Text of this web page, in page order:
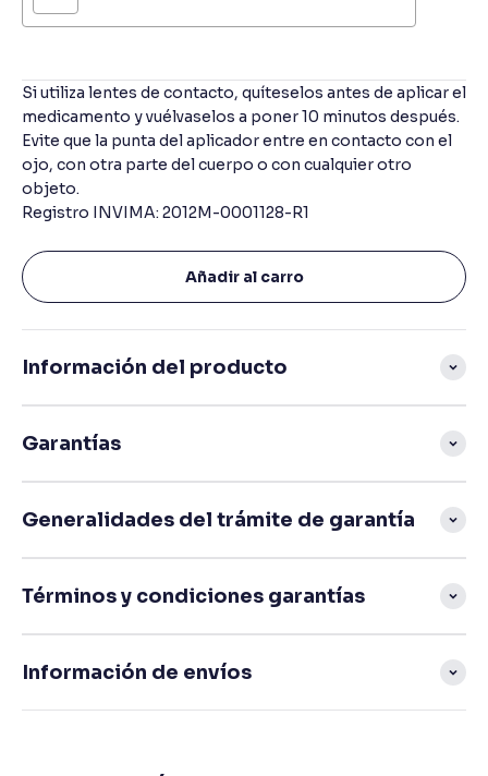
Si utiliza lentes de contacto, quíteselos antes de aplicar el
medicamento y vuélvaselos a poner 10 minutos después.
Evite que la punta del aplicador entre en contacto con el
ojo, con otra parte del cuerpo o con cualquier otro
objeto.
Registro INVIMA: 2012M-0001128-R1
Añadir al carro
Información del producto
Garantías
Generalidades del trámite de garantía
Términos y condiciones garantías
Información de envíos